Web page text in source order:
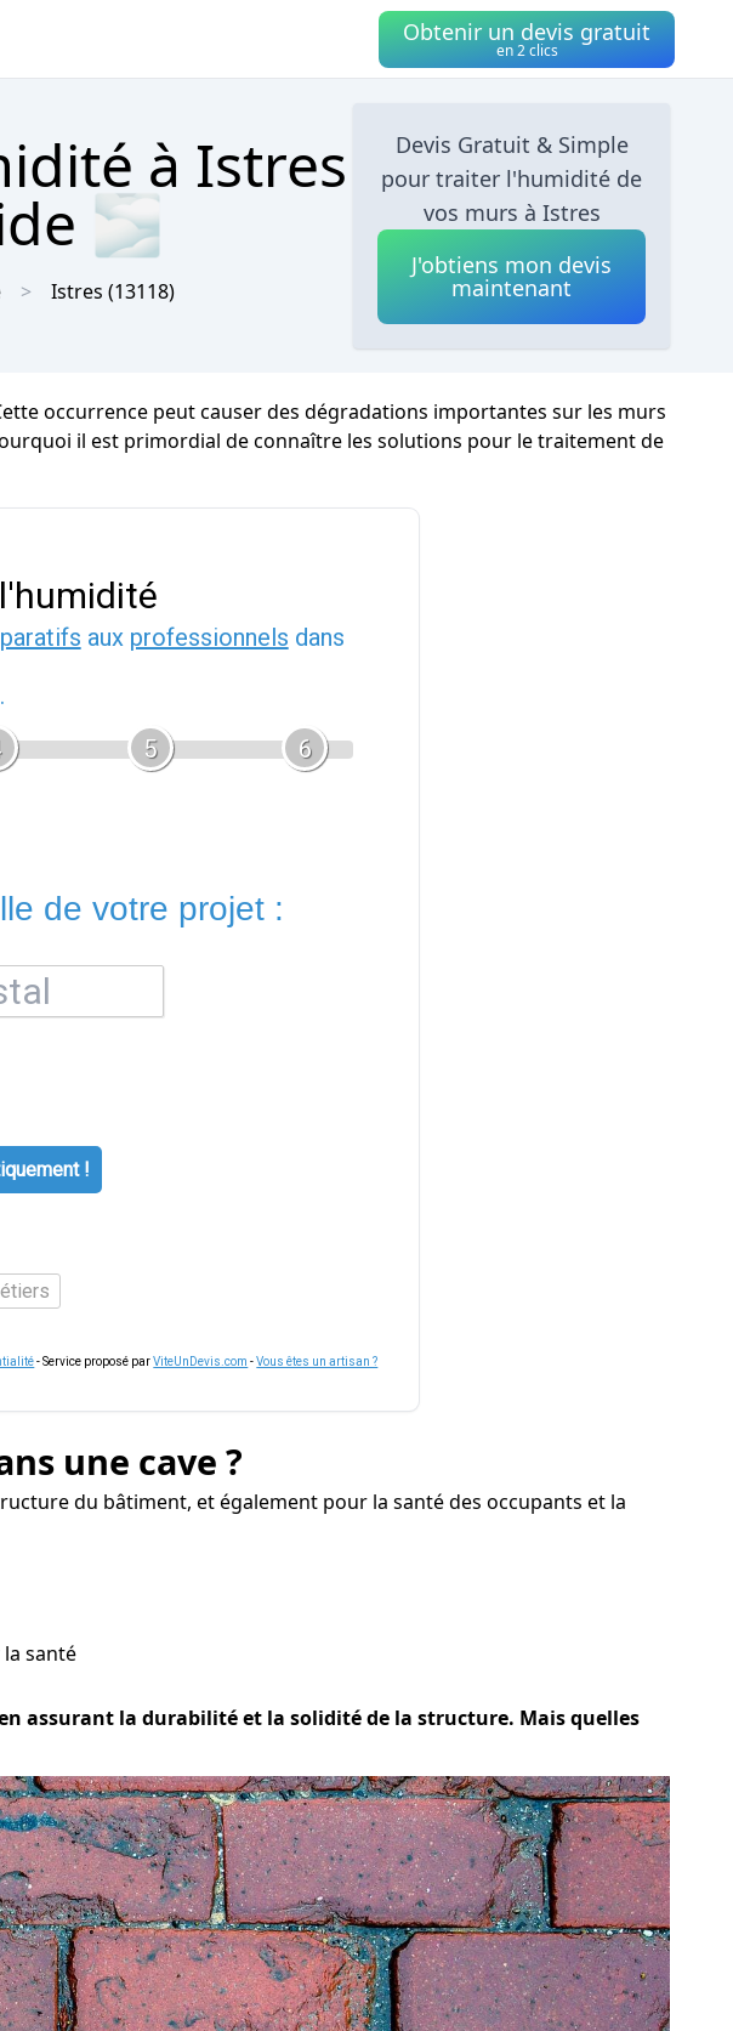
Obtenir un devis gratuit
en 2 clics
à Istres
🌫
Istres (13118)
Devis Gratuit & Simple
pour traiter l'humidité de
vos murs à Istres
J'obtiens mon devis
maintenant
occurrence peut causer des dégradations importantes sur les murs
il est primordial de connaître les solutions pour le traitement de
aux professionnels dans
5 6
de votre projet :
!
- Service proposé parViteUnDevis.com -Vous êtes un artisan ?
une cave ?
du bâtiment, et également pour la santé des occupants et la
santé
assurant la durabilité et la solidité de la structure. Mais quelles